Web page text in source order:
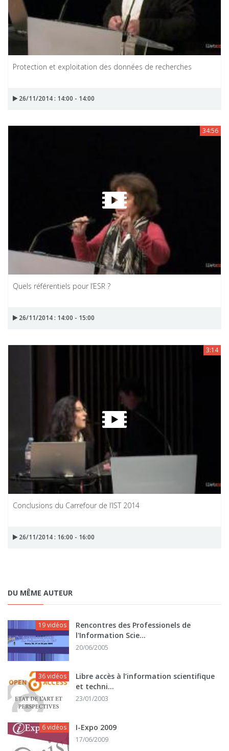
Protection et exploitation des données de recherches
26/11/2014 : 14:00 - 14:00
34:56
Quels référentiels pour l’ESR ?
26/11/2014 : 14:00 - 15:00
3:14
Conclusions du Carrefour de l’IST 2014
26/11/2014 : 16:00 - 16:00
DU MÊME AUTEUR
19 vidéos
Rencontres des Professionels de
l'Information Scie...
20/06/2005
36 vidéos
Libre accès à l’information scientifique
et techni...
23/01/2003
6 vidéos I-Expo 2009
17/06/2009